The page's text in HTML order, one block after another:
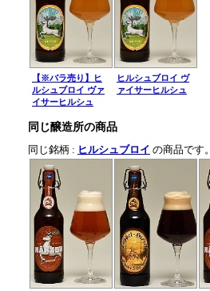
【※バラ売り】ヒ
ルシュブロイ ヴァ
イサーヒルシュ
ヒルシュブロイ ヴ
ァイサーヒルシュ
同じ醸造所の商品
同じ銘柄 : ヒルシュブロイ の商品です。